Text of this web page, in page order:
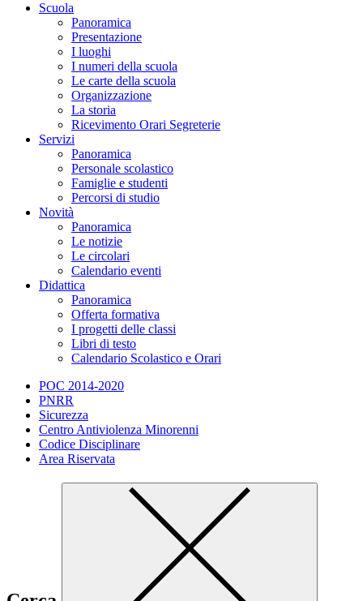
Scuola
Panoramica
Presentazione
I luoghi
I numeri della scuola
Le carte della scuola
Organizzazione
La storia
Ricevimento Orari Segreterie
Servizi
Panoramica
Personale scolastico
Famiglie e studenti
Percorsi di studio
Novità
Panoramica
Le notizie
Le circolari
Calendario eventi
Didattica
Panoramica
Offerta formativa
I progetti delle classi
Libri di testo
Calendario Scolastico e Orari
POC 2014-2020
PNRR
Sicurezza
Centro Antiviolenza Minorenni
Codice Disciplinare
Area Riservata